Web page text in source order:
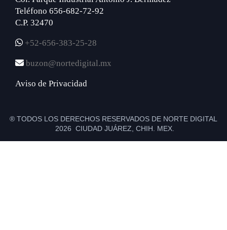
Teléfono 656-682-72-92
C.P. 32470
+52-656-383-25-28
buzon@nortedigital.mx
Aviso de Privacidad
® TODOS LOS DERECHOS RESERVADOS DE NORTE DIGITAL
2026 CIUDAD JUÁREZ, CHIH. MEX.